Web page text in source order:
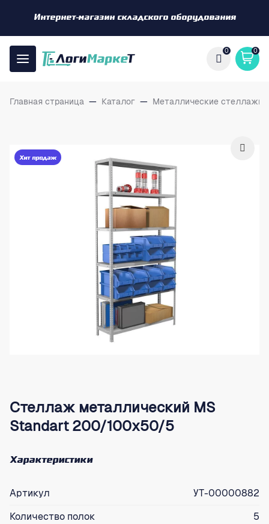
Интернет-магазин складского оборудования
0 0
Главная страница — Каталог — Металлические стеллажи
Хит продаж
Стеллаж металлический MS
Standart 200/100x50/5
Характеристики
Артикул УТ-00000882
Количество полок 5